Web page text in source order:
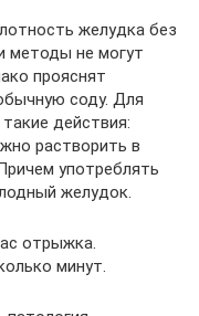
желудка без
методы не могут
прояснят
соду. Для
действия:
растворить в
употреблять
желудок.
отрыжка.
минут.